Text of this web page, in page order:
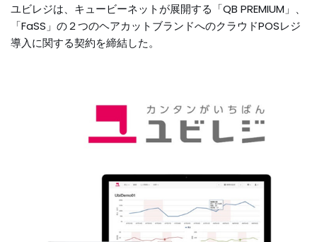
ユビレジは、キュービーネットが展開する「QB PREMIUM」、
「FaSS」の２つのヘアカットブランドへのクラウドPOSレジ
導入に関する契約を締結した。